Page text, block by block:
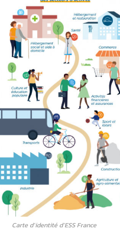
Carte d’identité d’ESS France